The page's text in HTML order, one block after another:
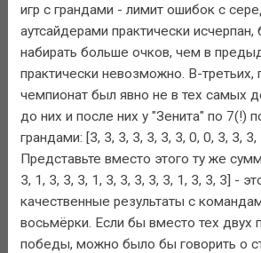
игр с грандами - лимит ошибок с
аутсайдерами практически исчерпан,
набирать больше очков, чем в
практически невозможно. В-третьих,
чемпионат был явно не в тех самых
до них и после них у "Зенита" по 7(!)
грандами: [3, 3, 3, 3, 3, 3, 3, 0, 0, 3, 3, 3,
Представьте вместо этого ту же
3, 1, 3, 3, 3, 1, 3, 3, 3, 3, 3, 1, 3, 3, 3] -
качественные результаты с
восьмёрки. Если бы вместо тех двух
победы, можно было бы говорить о